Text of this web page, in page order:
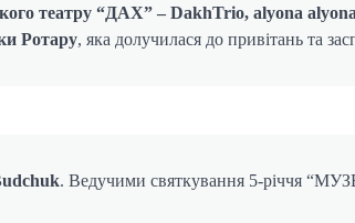
театру “ДАХ” – DakhTrio, alyona
Ротару, яка долучилася до привітань та
. Ведучими святкування 5-річчя